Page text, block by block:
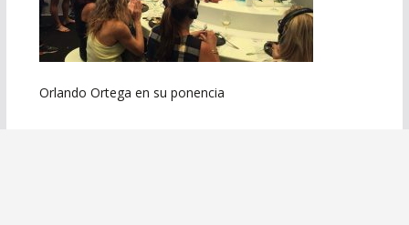
Orlando Ortega en su ponencia